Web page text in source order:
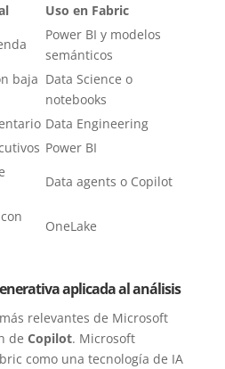
Uso en Fabric
Power BI y modelos
semánticos
baja Data Science o
notebooks
Data Engineering
Power BI
Data agents o Copilot
OneLake
aplicada al análisis
relevantes de Microsoft
de Copilot. Microsoft
como una tecnología de IA